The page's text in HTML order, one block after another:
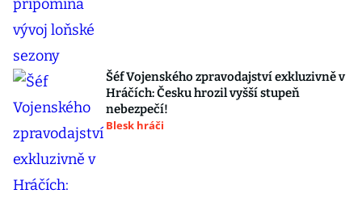
Šéf Vojenského zpravodajství exkluzivně v
Hráčích: Česku hrozil vyšší stupeň
nebezpečí!
Blesk hráči